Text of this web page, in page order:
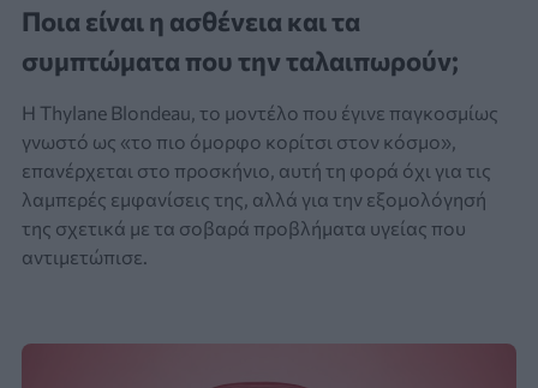
Ποια είναι η ασθένεια και τα
συμπτώματα που την ταλαιπωρούν;
Η Thylane Blondeau, το μοντέλο που έγινε παγκοσμίως
γνωστό ως «το πιο όμορφο κορίτσι στον κόσμο»,
επανέρχεται στο προσκήνιο, αυτή τη φορά όχι για τις
λαμπερές εμφανίσεις της, αλλά για την εξομολόγησή
της σχετικά με τα σοβαρά προβλήματα υγείας που
αντιμετώπισε.